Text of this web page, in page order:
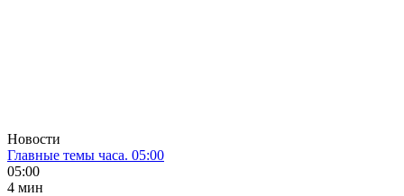
Новости
Главные темы часа. 05:00
05:00
4 мин